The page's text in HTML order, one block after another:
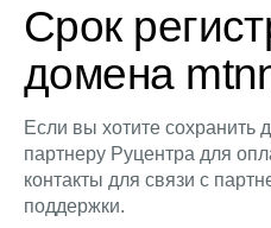
Срок
домена
Если вы хотите сохранить
партнеру Руцентра для
контакты для связи с
поддержки.